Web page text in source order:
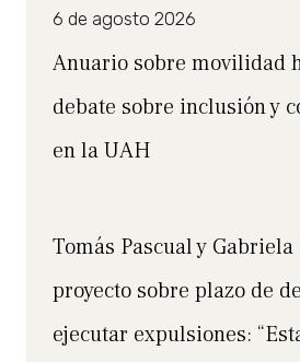
6 de agosto 2026
Anuario sobre movilidad
debate sobre inclusión y
en la UAH
Tomás Pascual y
proyecto sobre plazo de
ejecutar expulsiones: